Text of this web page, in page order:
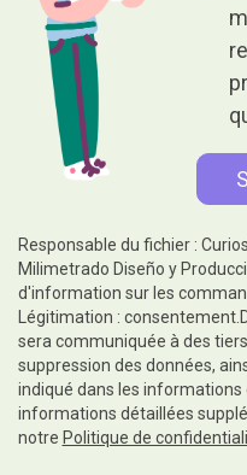
Responsable du fichier :
Milimetrado Diseño y
d'information sur les
Légitimation :
sera communiquée à des
suppression des données,
indiqué dans les
informations détaillées
notre Politique de